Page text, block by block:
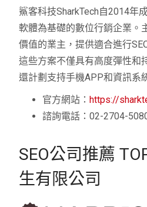
鯊客科技SharkTech自2014年
軟體為基礎的數位行銷企業。
價值的業主，提供適合進行
這些方案不僅具有高度彈性和
還計劃支持手機APP和資訊系
官方網站： https://
諮詢電話：02-2704-
SEO公司推薦
生有限公司